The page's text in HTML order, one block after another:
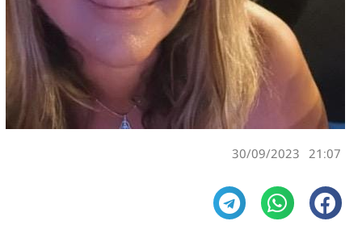
21:07
30/09/2023